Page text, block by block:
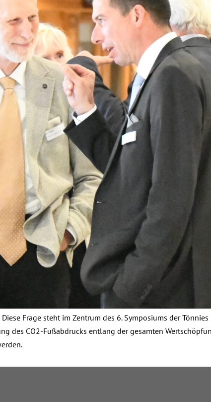
Frage steht im Zentrum des 6. Symposiums der Tönnies
des CO2-Fußabdrucks entlang der gesamten